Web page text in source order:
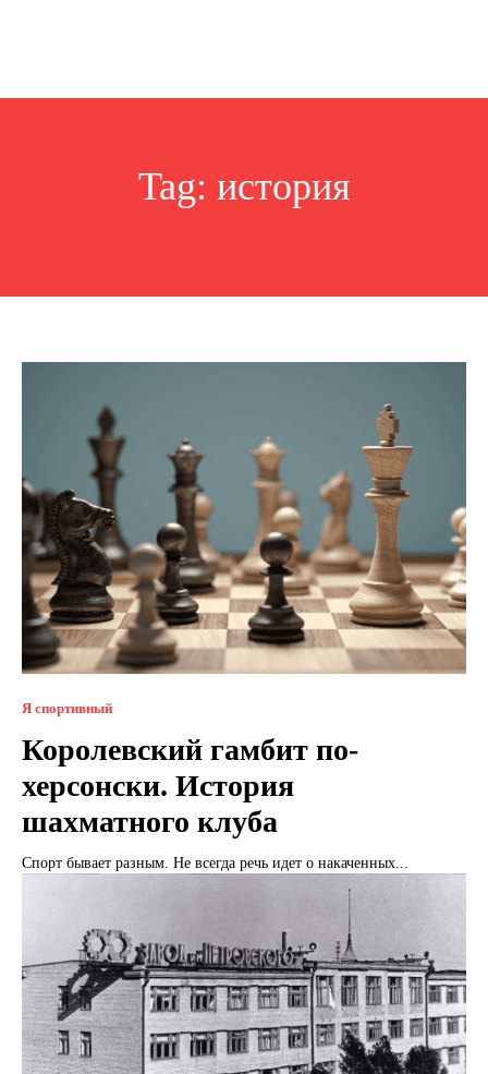
Tag: история
Я спортивный
Королевский гамбит по-
херсонски. История
шахматного клуба
Спорт бывает разным. Не всегда речь идет о накаченных...